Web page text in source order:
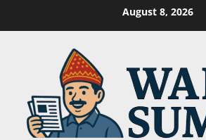
August 8, 2026